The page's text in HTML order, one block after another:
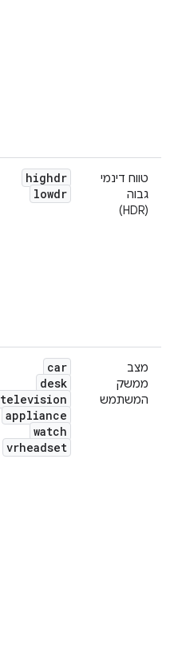
טווח דינמי
גבוה
(HDR)
highdr
lowdr
מצב
ממשק
המשתמש
car
desk
television
appliance
watch
vrheadset